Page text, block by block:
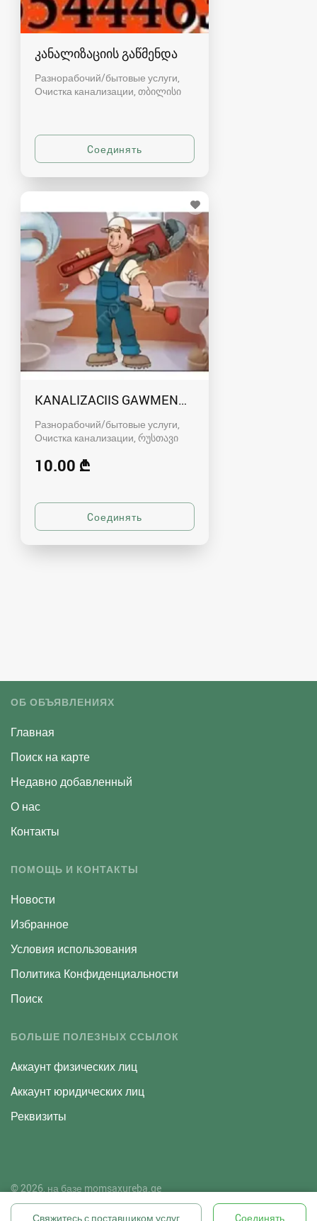
კანალიზაციის გაწმენდა
Разнорабочий/бытовые услуги,
Очистка канализации თბილისი
KANALIZACIIS GAWMENDA RUSTAVSHI -
Разнорабочий/бытовые услуги,
Очистка канализации რუსთავი
10.00 ₾
ОБ ОБЪЯВЛЕНИЯХ
Главная
Поиск на карте
Недавно добавленный
О нас
Контакты
ПОМОЩЬ И КОНТАКТЫ
Новости
Избранное
Условия использования
Политика Конфиденциальности
Поиск
БОЛЬШЕ ПОЛЕЗНЫХ ССЫЛОК
Aккаунт физических лиц
Aккаунт юридических лиц
Реквизиты
© 2026, на базе momsaxureba.ge